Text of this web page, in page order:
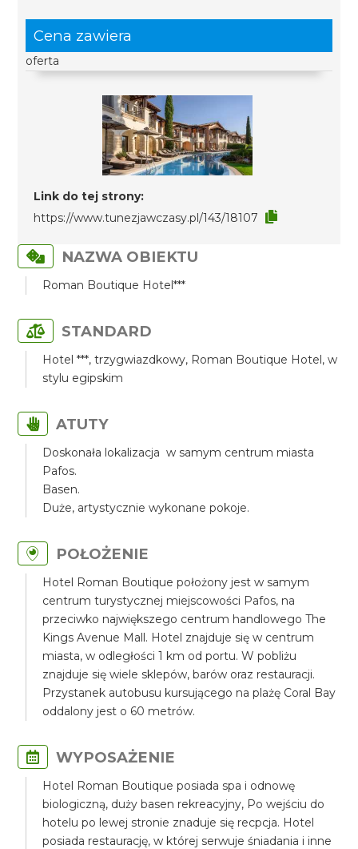
Cena zawiera
oferta
Link do tej strony:
https://www.tunezjawczasy.pl/143/18107
NAZWA OBIEKTU
Roman Boutique Hotel***
STANDARD
Hotel ***, trzygwiazdkowy, Roman Boutique Hotel, w
stylu egipskim
ATUTY
Doskonała lokalizacja w samym centrum miasta
Pafos.
Basen.
Duże, artystycznie wykonane pokoje.
POŁOŻENIE
Hotel Roman Boutique położony jest w samym
centrum turystycznej miejscowości Pafos, na
przeciwko największego centrum handlowego The
Kings Avenue Mall. Hotel znajduje się w centrum
miasta, w odległości 1 km od portu. W pobliżu
znajduje się wiele sklepów, barów oraz restauracji.
Przystanek autobusu kursującego na plażę Coral Bay
oddalony jest o 60 metrów.
WYPOSAŻENIE
Hotel Roman Boutique posiada spa i odnowę
biologiczną, duży basen rekreacyjny, Po wejściu do
hotelu po lewej stronie znaduje się recpcja. Hotel
posiada restaurację, w której serwuje śniadania i inne